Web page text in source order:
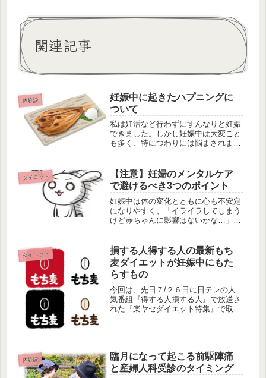
関連記事
体験談
妊娠中に起きたハプニングに
ついて
私は妊活など行わずにすんなりと妊娠
できました。しかし妊娠中は大変こと
も多く、特につわりには悩まされまし
す。私は出産直前までフルタイムで仕
事をしていました。会社にいるとき
は、...
ダイエット
【注意】妊婦のメンタルケア
で避けるべき3つのポイント
妊娠中は体の変化とともに心も不安定
になりやすく、「イライラしてしまう
けど赤ちゃんに影響はないかな…」
ょう。妊娠期間中のメンタルケアは母
体と赤ちゃんの健康にとって非常に重
要で...
ダイエット
損する人得する人の最新もち
麦ダイエットが妊娠中にもた
らすもの
今回は、先日７/２６日に日テレの人
気番組『得する人損する人』で放送さ
れた『楽ヤセダイエット特集』で取り
の？...
体験談
臨月になって起こる前駆陣痛
と産婦人科受診のタイミング